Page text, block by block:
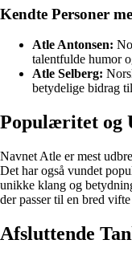
Kendte Personer
Atle Antonsen:
talentfulde humor
Atle Selberg:
betydelige bidrag
Populæritet og
Navnet Atle er mest
Det har også vundet
unikke klang og
der passer til en bred
Afsluttende